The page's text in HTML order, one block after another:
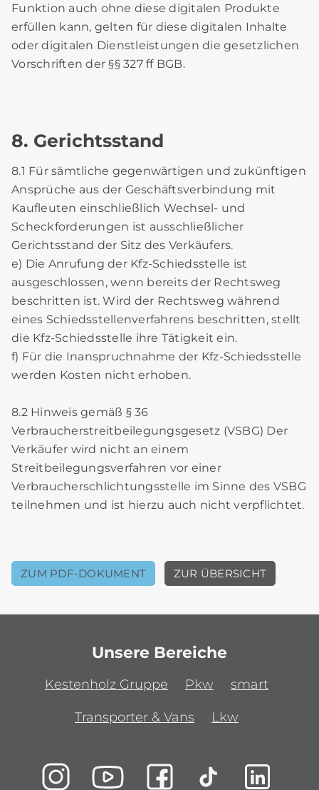
Funktion auch ohne diese digitalen Produkte
erfüllen kann, gelten für diese digitalen Inhalte
oder digitalen Dienstleistungen die gesetzlichen
Vorschriften der §§ 327 ff BGB.
8. Gerichtsstand
8.1 Für sämtliche gegenwärtigen und zukünftigen
Ansprüche aus der Geschäftsverbindung mit
Kaufleuten einschließlich Wechsel- und
Scheckforderungen ist ausschließlicher
Gerichtsstand der Sitz des Verkäufers.
e) Die Anrufung der Kfz-Schiedsstelle ist
ausgeschlossen, wenn bereits der Rechtsweg
beschritten ist. Wird der Rechtsweg während
eines Schiedsstellenverfahrens beschritten, stellt
die Kfz-Schiedsstelle ihre Tätigkeit ein.
f) Für die Inanspruchnahme der Kfz-Schiedsstelle
werden Kosten nicht erhoben.
8.2 Hinweis gemäß § 36
Verbraucherstreitbeilegungsgesetz (VSBG) Der
Verkäufer wird nicht an einem
Streitbeilegungsverfahren vor einer
Verbraucherschlichtungsstelle im Sinne des VSBG
teilnehmen und ist hierzu auch nicht verpflichtet.
ZUM PDF-DOKUMENT ZUR ÜBERSICHT
Unsere Bereiche
Kestenholz Gruppe Pkw smart
Transporter & Vans Lkw